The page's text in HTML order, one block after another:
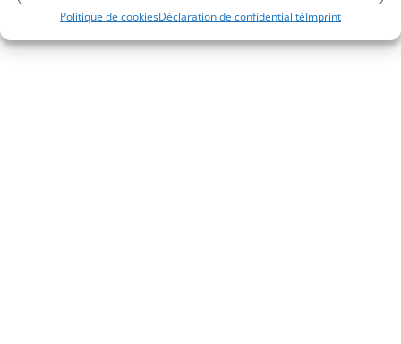
Politique de cookiesDéclaration de confidentialitéImprint